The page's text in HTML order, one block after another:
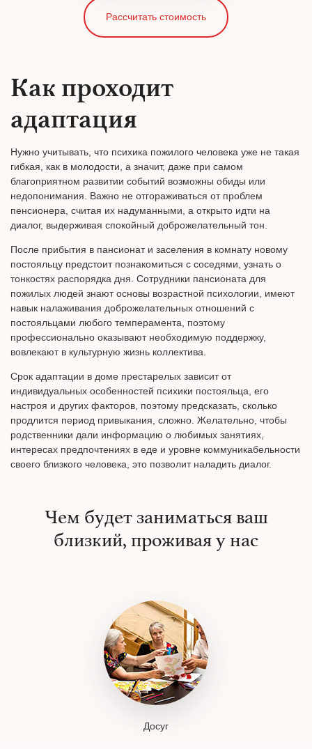
Рассчитать стоимость
Как проходит
адаптация
Нужно учитывать, что психика пожилого человека уже не такая
гибкая, как в молодости, а значит, даже при самом
благоприятном развитии событий возможны обиды или
недопонимания. Важно не отгораживаться от проблем
пенсионера, считая их надуманными, а открыто идти на
диалог, выдерживая спокойный доброжелательный тон.
После прибытия в пансионат и заселения в комнату новому
постояльцу предстоит познакомиться с соседями, узнать о
тонкостях распорядка дня. Сотрудники пансионата для
пожилых людей знают основы возрастной психологии, имеют
навык налаживания доброжелательных отношений с
постояльцами любого темперамента, поэтому
профессионально оказывают необходимую поддержку,
вовлекают в культурную жизнь коллектива.
Срок адаптации в доме престарелых зависит от
индивидуальных особенностей психики постояльца, его
настроя и других факторов, поэтому предсказать, сколько
продлится период привыкания, сложно. Желательно, чтобы
родственники дали информацию о любимых занятиях,
интересах предпочтениях в еде и уровне коммуникабельности
своего близкого человека, это позволит наладить диалог.
Чем будет заниматься ваш
близкий, проживая у нас
Досуг